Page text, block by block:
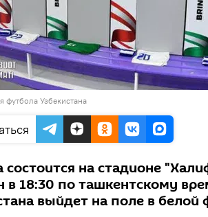
футбола Узбекистана
состоится на стадионе
в 18:30 по ташкентскому
выйдет на поле в белой